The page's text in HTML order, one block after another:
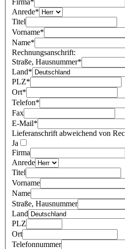
Firma*
Anrede*
Titel
Vorname*
Name*
Rechnungsanschrift:
Straße, Hausnummer*
Land*
PLZ*
Ort*
Telefon*
Fax
E-Mail*
Lieferanschrift abweichend von
Ja
Firma
Anrede
Titel
Vorname
Name
Straße, Hausnummer
Land
PLZ
Ort
Telefonnummer